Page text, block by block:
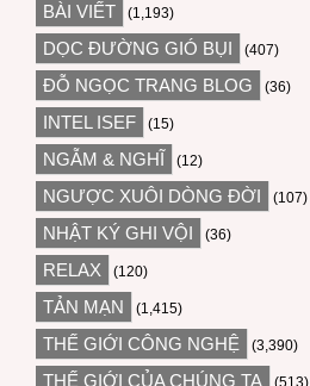
BÀI VIẾT (1,193)
DỌC ĐƯỜNG GIÓ BỤI (407)
ĐỖ NGỌC TRANG BLOG (36)
INTEL ISEF (15)
NGẪM & NGHĨ (12)
NGƯỢC XUÔI DÒNG ĐỜI (107)
NHẬT KÝ GHI VỘI (36)
RELAX (120)
TẢN MẠN (1,415)
THẾ GIỚI CÔNG NGHỆ (3,390)
THẾ GIỚI CỦA CHÚNG TA (513)